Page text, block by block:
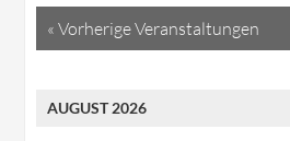
Veranstaltungen
Listen
« Vorherige Veranstaltungen
AUGUST 2026